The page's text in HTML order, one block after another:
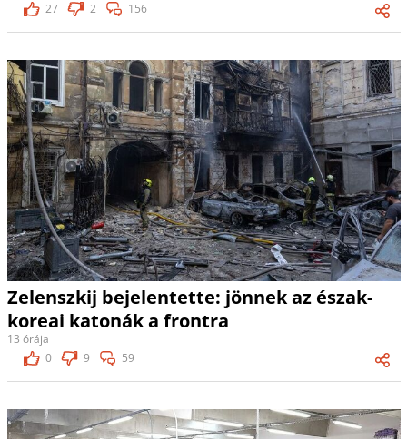
27
2 156
Zelenszkij bejelentette: jönnek az észak-
koreai katonák a frontra
13 órája
0
9 59